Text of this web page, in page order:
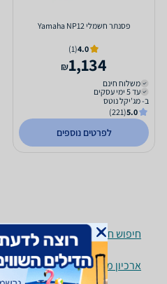
‏פסנתר חשמלי Yamaha NP12
4.0
(1)
1,134
₪
משלוח חינם
עד 5 ימי עסקים
ב- מג'יקל נוטס
5.0
(221)
לפרטים נוספים
חיפוש חנויות קלידים לפי עיר
ארכיון מוצרים